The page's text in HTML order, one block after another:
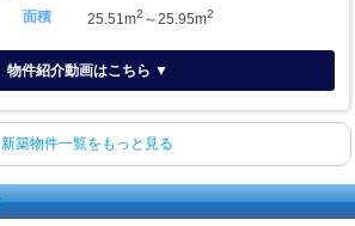
面積 25.51m2 ～25.95m2
物件紹介動画はこちら ▼
新築物件一覧をもっと見る